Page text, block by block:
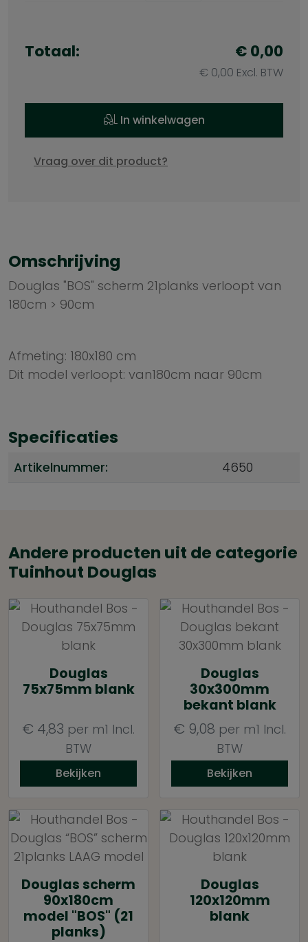
Totaal: € 0,00
€ 0,00 Excl. BTW
In winkelwagen
Vraag over dit product?
Omschrijving
Douglas "BOS" scherm 21planks verloopt van
180cm > 90cm
Afmeting: 180x180 cm
Dit model verloopt: van180cm naar 90cm
Specificaties
Artikelnummer: 4650
Andere producten uit de categorie
Tuinhout Douglas
Douglas
75x75mm blank
€ 4,83 per m1 Incl.
BTW
Bekijken
Douglas
30x300mm
bekant blank
€ 9,08 per m1 Incl.
BTW
Bekijken
Douglas scherm
90x180cm
model "BOS" (21
planks)
Douglas
120x120mm
blank